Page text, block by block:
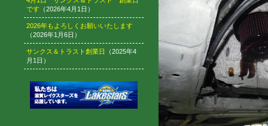
です （2026年4月1日）
2026年もよろしくお願いいたします
（2026年1月6日）
サンクス＆トラスト創業日
（2025年4
月1日）